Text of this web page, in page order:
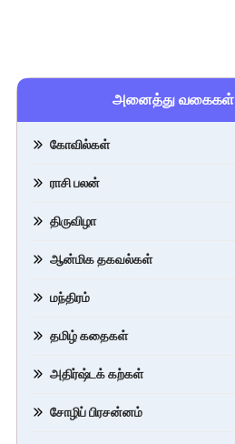
அனைத்து வகைகள்
கோவில்கள்
ராசி பலன்
திருவிழா
ஆன்மிக தகவல்கள்
மந்திரம்
தமிழ் கதைகள்
அதிர்ஷ்டக் கற்கள்
சோழிப் பிரசன்னம்